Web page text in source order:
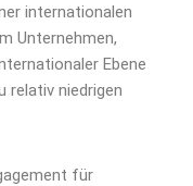
internationalen
Unternehmen,
Ebene
relativ niedrigen
für